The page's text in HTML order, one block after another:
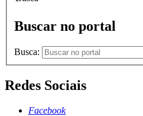
Buscar no portal
Busca:
Redes Sociais
Facebook